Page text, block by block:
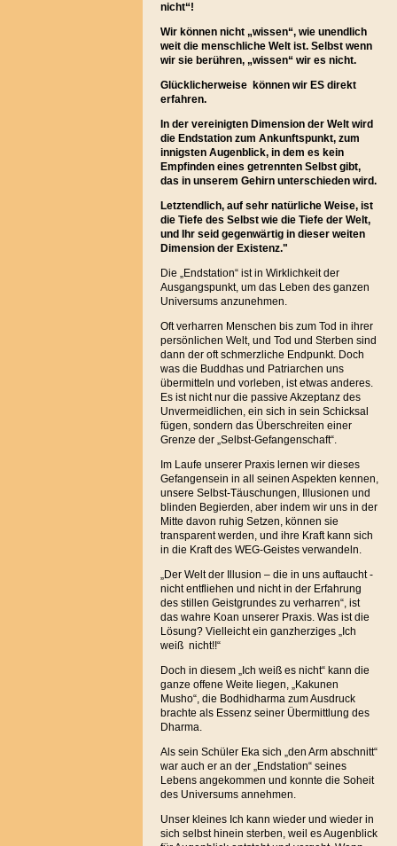
nicht“!
Wir können nicht „wissen“, wie unendlich
weit die menschliche Welt ist. Selbst wenn
wir sie berühren, „wissen“ wir es nicht.
Glücklicherweise können wir ES direkt
erfahren.
In der vereinigten Dimension der Welt wird
die Endstation zum Ankunftspunkt, zum
innigsten Augenblick, in dem es kein
Empfinden eines getrennten Selbst gibt,
das in unserem Gehirn unterschieden wird.
Letztendlich, auf sehr natürliche Weise, ist
die Tiefe des Selbst wie die Tiefe der Welt,
und Ihr seid gegenwärtig in dieser weiten
Dimension der Existenz."
Die „Endstation“ ist in Wirklichkeit der
Ausgangspunkt, um das Leben des ganzen
Universums anzunehmen.
Oft verharren Menschen bis zum Tod in ihrer
persönlichen Welt, und Tod und Sterben sind
dann der oft schmerzliche Endpunkt. Doch
was die Buddhas und Patriarchen uns
übermitteln und vorleben, ist etwas anderes.
Es ist nicht nur die passive Akzeptanz des
Unvermeidlichen, ein sich in sein Schicksal
fügen, sondern das Überschreiten einer
Grenze der „Selbst-Gefangenschaft“.
Im Laufe unserer Praxis lernen wir dieses
Gefangensein in all seinen Aspekten kennen,
unsere Selbst-Täuschungen, Illusionen und
blinden Begierden, aber indem wir uns in der
Mitte davon ruhig Setzen, können sie
transparent werden, und ihre Kraft kann sich
in die Kraft des WEG-Geistes verwandeln.
„Der Welt der Illusion – die in uns auftaucht -
nicht entfliehen und nicht in der Erfahrung
des stillen Geistgrundes zu verharren“, ist
das wahre Koan unserer Praxis. Was ist die
Lösung? Vielleicht ein ganzherziges „Ich
weiß nicht!!“
Doch in diesem „Ich weiß es nicht“ kann die
ganze offene Weite liegen, „Kakunen
Musho“, die Bodhidharma zum Ausdruck
brachte als Essenz seiner Übermittlung des
Dharma.
Als sein Schüler Eka sich „den Arm abschnitt“
war auch er an der „Endstation“ seines
Lebens angekommen und konnte die Soheit
des Universums annehmen.
Unser kleines Ich kann wieder und wieder in
sich selbst hinein sterben, weil es Augenblick